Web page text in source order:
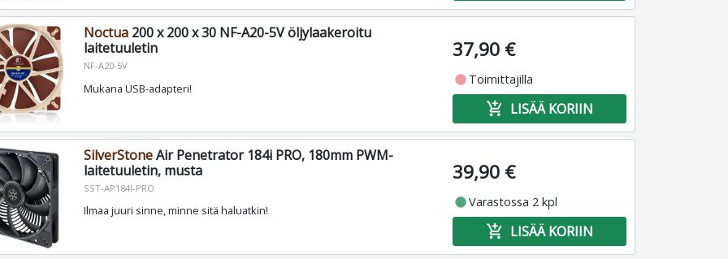
Noctua200 x 200 x 30 NF-A20-5V öljylaakeroitu
laitetuuletin
NF-A20-5V
Mukana USB-adapteri!
37,90 €
fiber_manual_record Toimittajilla
add_shopping_cart LISÄÄ KORIIN
SilverStoneAir Penetrator 184i PRO, 180mm PWM-
laitetuuletin, musta
SST-AP184I-PRO
Ilmaa juuri sinne, minne sitä haluatkin!
39,90 €
fiber_manual_recordVarastossa 2 kpl
add_shopping_cart LISÄÄ KORIIN